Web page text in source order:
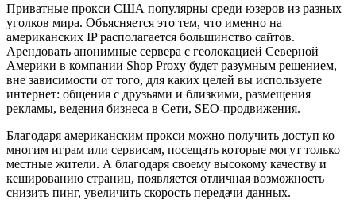
Приватные прокси США популярны среди юзеров из разных
уголков мира. Объясняется это тем, что именно на
американских IP располагается большинство сайтов.
Арендовать анонимные сервера с геолокацией Северной
Америки в компании Shop Proxy будет разумным решением,
вне зависимости от того, для каких целей вы используете
интернет: общения с друзьями и близкими, размещения
рекламы, ведения бизнеса в Сети, SEO-продвижения.
Благодаря американским прокси можно получить доступ ко
многим играм или сервисам, посещать которые могут только
местные жители. А благодаря своему высокому качеству и
кешированию страниц, появляется отличная возможность
снизить пинг, увеличить скорость передачи данных.